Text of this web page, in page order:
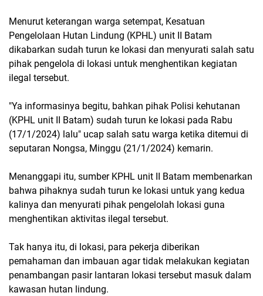
Menurut keterangan warga setempat, Kesatuan
Pengelolaan Hutan Lindung (KPHL) unit II Batam
dikabarkan sudah turun ke lokasi dan menyurati salah satu
pihak pengelola di lokasi untuk menghentikan kegiatan
ilegal tersebut.
"Ya informasinya begitu, bahkan pihak Polisi kehutanan
(KPHL unit II Batam) sudah turun ke lokasi pada Rabu
(17/1/2024) lalu" ucap salah satu warga ketika ditemui di
seputaran Nongsa, Minggu (21/1/2024) kemarin.
Menanggapi itu, sumber KPHL unit II Batam membenarkan
bahwa pihaknya sudah turun ke lokasi untuk yang kedua
kalinya dan menyurati pihak pengelolah lokasi guna
menghentikan aktivitas ilegal tersebut.
Tak hanya itu, di lokasi, para pekerja diberikan
pemahaman dan imbauan agar tidak melakukan kegiatan
penambangan pasir lantaran lokasi tersebut masuk dalam
kawasan hutan lindung.